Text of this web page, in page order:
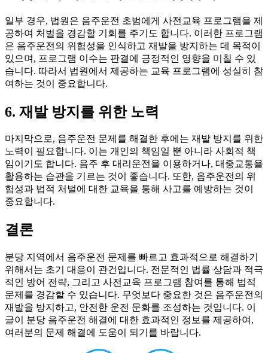
일부 경우, 법원은 음주운전 초범에게 사전교육 프로그램을 제
공하여 처벌을 경감할 기회를 주기도 합니다. 이러한 프로그램
은 음주운전의 위험성을 인식하고 재발을 방지하는 데 목적이
있으며, 프로그램 이수는 판결에 긍정적인 영향을 미칠 수 있
습니다. 따라서 법원에서 제공하는 교육 프로그램에 성실히 참
여하는 것이 중요합니다.
6. 재발 방지를 위한 노력
마지막으로, 음주운전 문제를 해결한 후에는 재발 방지를 위한
노력이 필요합니다. 이는 개인의 책임일 뿐 아니라 사회적 책
임이기도 합니다. 음주 후 대리운전을 이용하거나, 대중교통을
활용하는 습관을 기르는 것이 좋습니다. 또한, 음주운전의 위
험성과 법적 처벌에 대한 교육을 통해 사고를 예방하는 것이
중요합니다.
결론
분당 지역에서 음주운전 문제를 빠르고 효과적으로 해결하기
위해서는 초기 대응이 관건입니다. 전문적인 법률 상담과 적극
적인 방어 전략, 그리고 사전교육 프로그램 참여를 통해 법적
문제를 경감할 수 있습니다. 무엇보다 중요한 것은 음주운전의
재발을 방지하고, 안전한 운전 문화를 조성하는 것입니다. 이
글이 분당 음주운전 해결에 대한 효과적인 정보를 제공하여,
여러분의 문제 해결에 도움이 되기를 바랍니다.